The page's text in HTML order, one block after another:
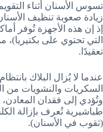
تسوس الأسنان أثناء
زيادة صعوبة تنظيف
إذ إن هذه الأجهزة تُوفر
التي تحتوي على بكتيريا)،
تعقيدًا.
عندما لا يُزال البلاك
السكريات والنشويات من
وتُؤدي إلى فقدان
طباشيرية تُعرف بإزالة
(ثقوب في الأسنان).